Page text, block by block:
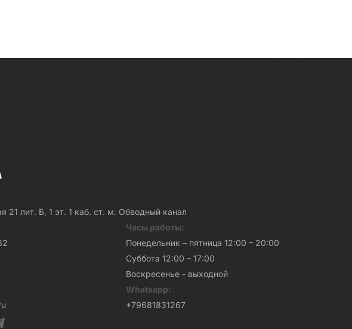
21 лит. Б, 1 эт. 1 каб. ст. м. Обводный канал
Часы работы:
Понедельник – пятница 12:00 – 20:00
Суббота 12:00 – 17:00
Воскресенье - выходной
Whatsapp:
+79681831267